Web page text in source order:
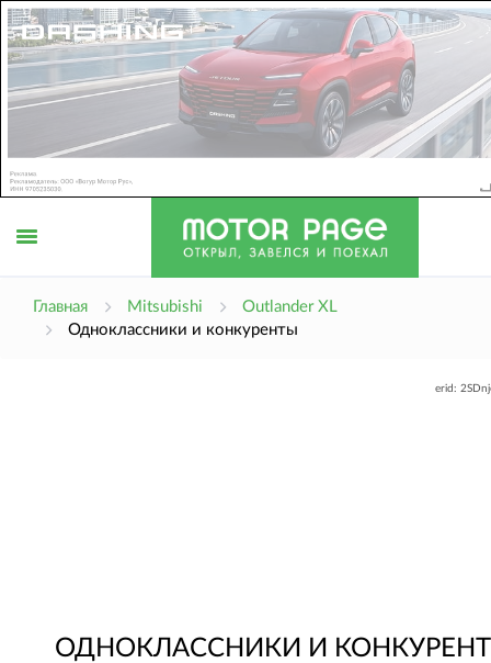
Главная Mitsubishi
Outlander XL
Одноклассники и конкуренты
erid:
ОДНОКЛАССНИКИ И